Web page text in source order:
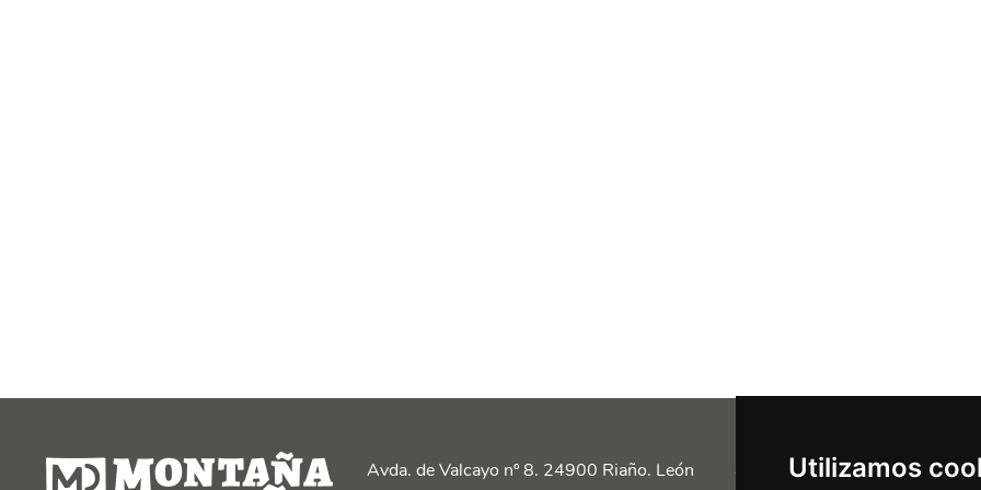
Utilizamos
Avda. de Valcayo nº 8. 24900 Riaño. León Siguénos en las redes